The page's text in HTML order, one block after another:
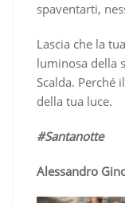
spaventarti,
Lascia che la
luminosa della
Scalda. Perché
della tua luce.
#Santanotte
Alessandro